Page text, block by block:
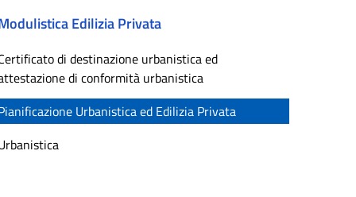
Edilizia Privata
di destinazione urbanistica ed
di conformità urbanistica
Urbanistica ed Edilizia Privata